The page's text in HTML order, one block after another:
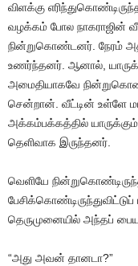
விளக்கு
வழக்கம் போல நாகராஜின்
நின்றுகொண்டனர். நேரம்
உணர்ந்தனர். ஆனால்,
அமைதியாகவே
சென்றான். வீட்டின் உள்ளே
அக்கம்பக்கத்தில் யாருக்கும்
தெளிவாக இருந்தனர்.
வெளியே
தெருமுனையில் அந்தப்
“அது அவன் தானடா?”